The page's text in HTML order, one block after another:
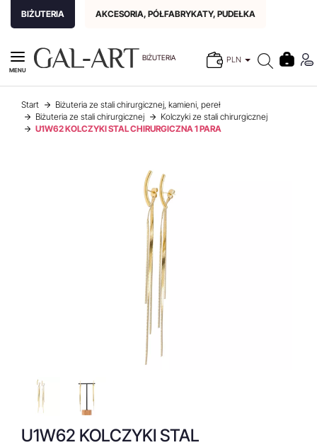
BIŻUTERIA AKCESORIA, PÓŁFABRYKATY, PUDEŁKA
BIŻUTERIA PLN
MENU
Start
Biżuteria ze stali chirurgicznej, kamieni, pereł
Biżuteria ze stali chirurgicznej
Kolczyki ze stali chirurgicznej
U1W62 KOLCZYKI STAL CHIRURGICZNA 1 PARA
U1W62 KOLCZYKI STAL